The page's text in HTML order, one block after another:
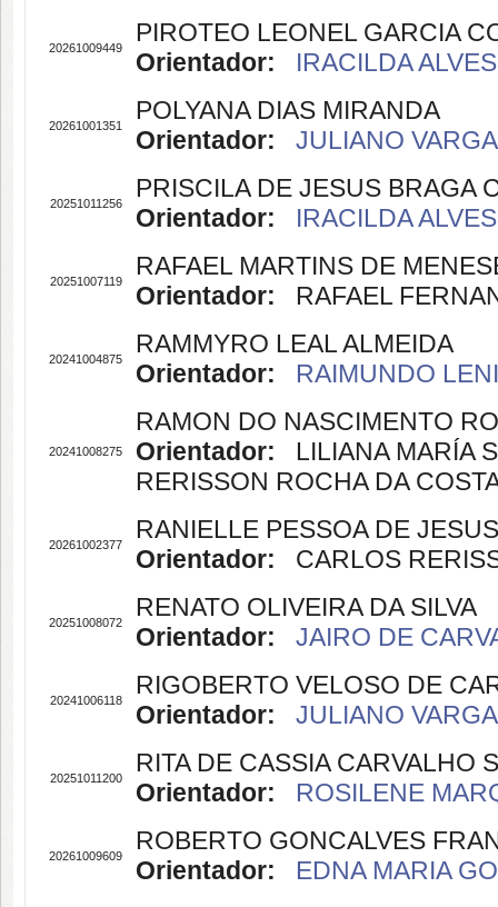
20261009449
PIROTEO LEONEL GARCIA
Orientador:
IRACILDA
20261001351
POLYANA DIAS MIRANDA
Orientador:
JULIANO
20251011256
PRISCILA DE JESUS BRAGA
Orientador:
IRACILDA
20251007119
RAFAEL MARTINS DE
Orientador: RAFAEL
20241004875
RAMMYRO LEAL ALMEIDA
Orientador:
RAIMUNDO
20241008275
RAMON DO NASCIMENTO
Orientador: LILIANA MARÍA
RERISSON ROCHA DA
20261002377
RANIELLE PESSOA DE JESUS
Orientador: CARLOS
20251008072
RENATO OLIVEIRA DA SILVA
Orientador:
JAIRO DE
20241006118
RIGOBERTO VELOSO DE
Orientador:
JULIANO
20251011200
RITA DE CASSIA CARVALHO
Orientador:
ROSILENE
20261009609
ROBERTO GONCALVES
Orientador:
EDNA MARIA